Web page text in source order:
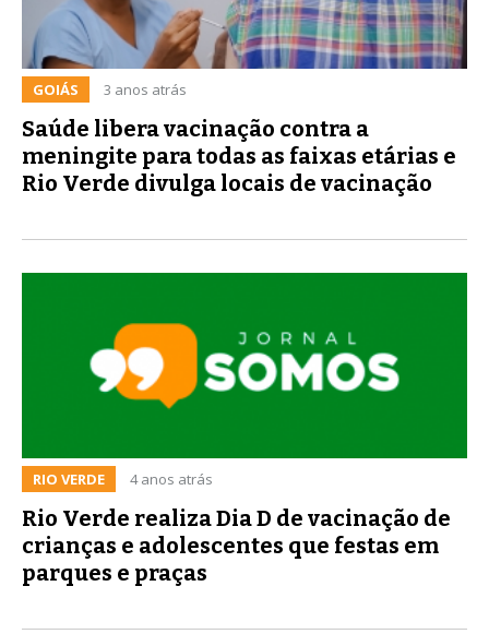
GOIÁS 3 anos atrás
Saúde libera vacinação contra a
meningite para todas as faixas etárias e
Rio Verde divulga locais de vacinação
RIO VERDE 4 anos atrás
Rio Verde realiza Dia D de vacinação de
crianças e adolescentes que festas em
parques e praças